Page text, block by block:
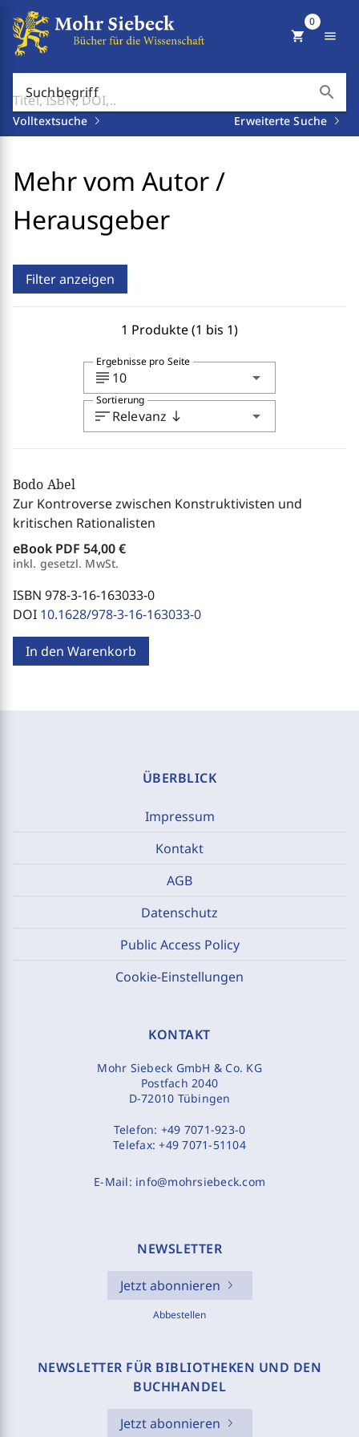
Suchbegriff search
Volltextsuche Erweiterte Suche
shopping_cart
0
menu
Mehr vom Autor /
Herausgeber
Filter anzeigen
1 Produkte (1 bis 1)
subject 10 arrow_drop_down
Ergebnisse pro Seite
sortRelevanz south arrow_drop_down
Sortierung
Bodo Abel
Zur Kontroverse zwischen Konstruktivisten und
kritischen Rationalisten
eBook PDF 54,00 €
inkl. gesetzl. MwSt.
ISBN 978-3-16-163033-0
DOI 10.1628/978-3-16-163033-0
In den Warenkorb
ÜBERBLICK
Impressum
Kontakt
AGB
Datenschutz
Public Access Policy
Cookie-Einstellungen
KONTAKT
Mohr Siebeck GmbH & Co. KG
Postfach 2040
D-72010 Tübingen
Telefon: +49 7071-923-0
Telefax:+49 7071-51104
E-Mail: info@mohrsiebeck.com
NEWSLETTER
Jetzt abonnieren
Abbestellen
NEWSLETTER FÜR BIBLIOTHEKEN UND DEN
BUCHHANDEL
Jetzt abonnieren